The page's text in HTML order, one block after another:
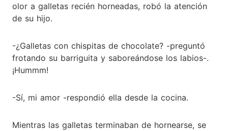
olor a galletas recién horneadas, robó la atención
de su hijo.
-¿Galletas con chispitas de chocolate? -preguntó
frotando su barriguita y saboreándose los labios-.
¡Hummm!
-Sí, mi amor -respondió ella desde la cocina.
Mientras las galletas terminaban de hornearse, se